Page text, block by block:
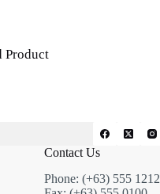
Product
Contact Us
Phone: (+63) 555 1212